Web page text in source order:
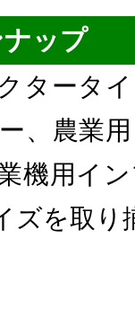
ップ
タータ
、農業
機用イ
ズを取り